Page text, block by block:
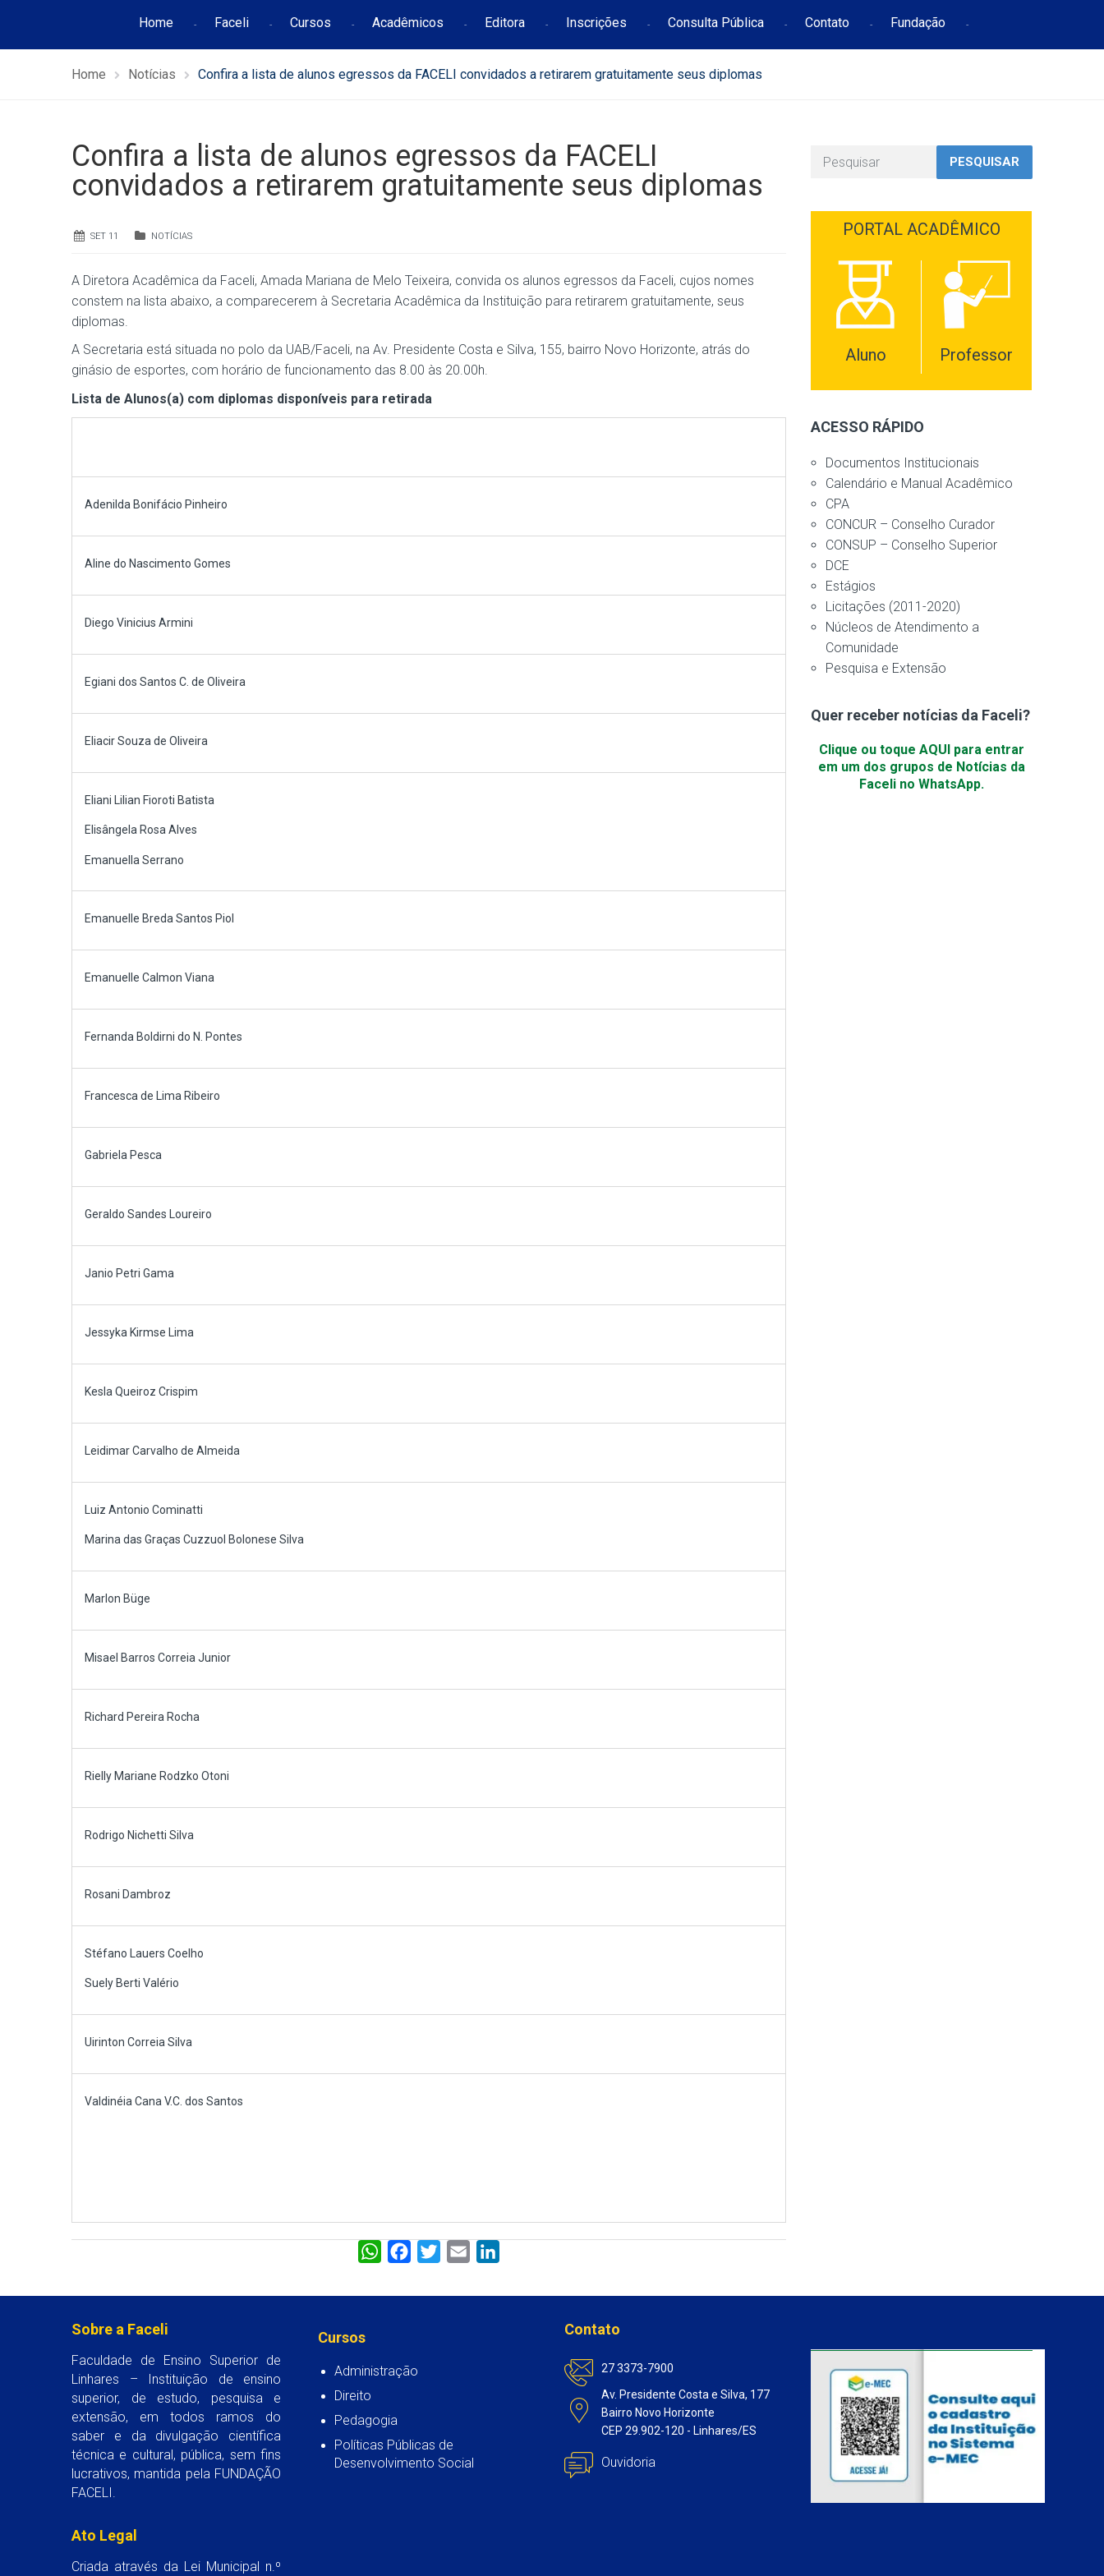
Home Faceli Cursos Acadêmicos Editora Inscrições Consulta Pública Contato Fundação
Home Notícias Confira a lista de alunos egressos da FACELI convidados a retirarem gratuitamente seus diplomas
Confira a lista de alunos egressos da FACELI
convidados a retirarem gratuitamente seus diplomas
SET 11 NOTÍCIAS
A Diretora Acadêmica da Faceli, Amada Mariana de Melo Teixeira, convida os alunos egressos da Faceli, cujos nomes
constem na lista abaixo, a comparecerem à Secretaria Acadêmica da Instituição para retirarem gratuitamente, seus
diplomas.
A Secretaria está situada no polo da UAB/Faceli, na Av. Presidente Costa e Silva, 155, bairro Novo Horizonte, atrás do
ginásio de esportes, com horário de funcionamento das 8.00 às 20.00h.
Lista de Alunos(a) com diplomas disponíveis para retirada
Adenilda Bonifácio Pinheiro
Aline do Nascimento Gomes
Diego Vinicius Armini
Egiani dos Santos C. de Oliveira
Eliacir Souza de Oliveira
Eliani Lilian Fioroti Batista
Elisângela Rosa Alves
Emanuella Serrano
Emanuelle Breda Santos Piol
Emanuelle Calmon Viana
Fernanda Boldirni do N. Pontes
Francesca de Lima Ribeiro
Gabriela Pesca
Geraldo Sandes Loureiro
Janio Petri Gama
Jessyka Kirmse Lima
Kesla Queiroz Crispim
Leidimar Carvalho de Almeida
Luiz Antonio Cominatti
Marina das Graças Cuzzuol Bolonese Silva
Marlon Büge
Misael Barros Correia Junior
Richard Pereira Rocha
Rielly Mariane Rodzko Otoni
Rodrigo Nichetti Silva
Rosani Dambroz
Stéfano Lauers Coelho
Suely Berti Valério
Uirinton Correia Silva
Valdinéia Cana V.C. dos Santos
W
a
A
c
o
i
a
n
PESQUISAR
PORTAL ACADÊMICO
Aluno Professor
ACESSO RÁPIDO
Documentos Institucionais
Calendário e Manual Acadêmico
CPA
CONCUR – Conselho Curador
CONSUP – Conselho Superior
DCE
Estágios
Licitações (2011-2020)
Núcleos de Atendimento a
Comunidade
Pesquisa e Extensão
Quer receber notícias da Faceli?
Clique ou toque AQUI para entrar
em um dos grupos de Notícias da
Faceli no WhatsApp.
Sobre a Faceli
Faculdade de Ensino Superior de
Linhares – Instituição de ensino
superior, de estudo, pesquisa e
extensão, em todos ramos do
saber e da divulgação científica
técnica e cultural, pública, sem fins
lucrativos, mantida pela FUNDAÇÃO
FACELI.
Ato Legal
Criada através da Lei Municipal n.º
Cursos
Administração
Direito
Pedagogia
Políticas Públicas de
Desenvolvimento Social
Contato
27 3373-7900
Av. Presidente Costa e Silva, 177
Bairro Novo Horizonte
CEP 29.902-120 - Linhares/ES
Ouvidoria